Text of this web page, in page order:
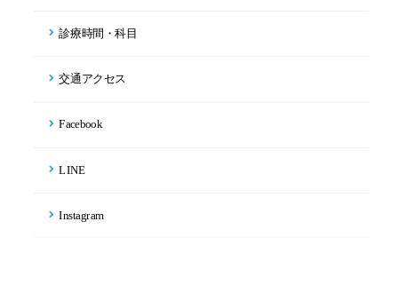
診療時間・科目
交通アクセス
Facebook
LINE
Instagram